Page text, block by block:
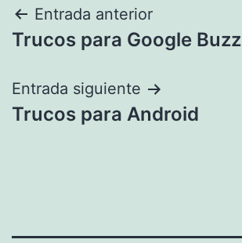
Navegación
de
entradas
Entrada anterior
Trucos para Google Buzz
Entrada siguiente
Trucos para Android